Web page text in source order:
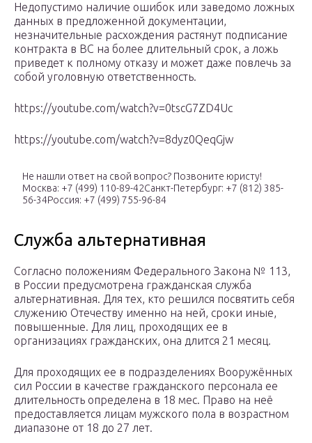
Недопустимо наличие ошибок или заведомо ложных
данных в предложенной документации,
незначительные расхождения растянут подписание
контракта в ВС на более длительный срок, а ложь
приведет к полному отказу и может даже повлечь за
собой уголовную ответственность.
https://youtube.com/watch?v=0tscG7ZD4Uc
https://youtube.com/watch?v=8dyz0QeqGjw
Не нашли ответ на свой вопрос? Позвоните юристу!
Москва: +7 (499) 110-89-42Санкт-Петербург: +7 (812) 385-
56-34Россия: +7 (499) 755-96-84
Служба альтернативная
Согласно положениям Федерального Закона № 113,
в России предусмотрена гражданская служба
альтернативная. Для тех, кто решился посвятить себя
служению Отечеству именно на ней, сроки иные,
повышенные. Для лиц, проходящих ее в
организациях гражданских, она длится 21 месяц.
Для проходящих ее в подразделениях Вооружённых
сил России в качестве гражданского персонала ее
длительность определена в 18 мес. Право на неё
предоставляется лицам мужского пола в возрастном
диапазоне от 18 до 27 лет.